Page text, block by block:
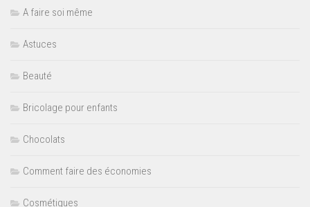
A faire soi même
Astuces
Beauté
Bricolage pour enfants
Chocolats
Comment faire des économies
Cosmétiques